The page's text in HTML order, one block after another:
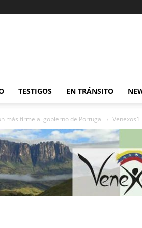
TESTIGOS EN TRÁNSITO
más firme al gobierno de Portugal Venexos1